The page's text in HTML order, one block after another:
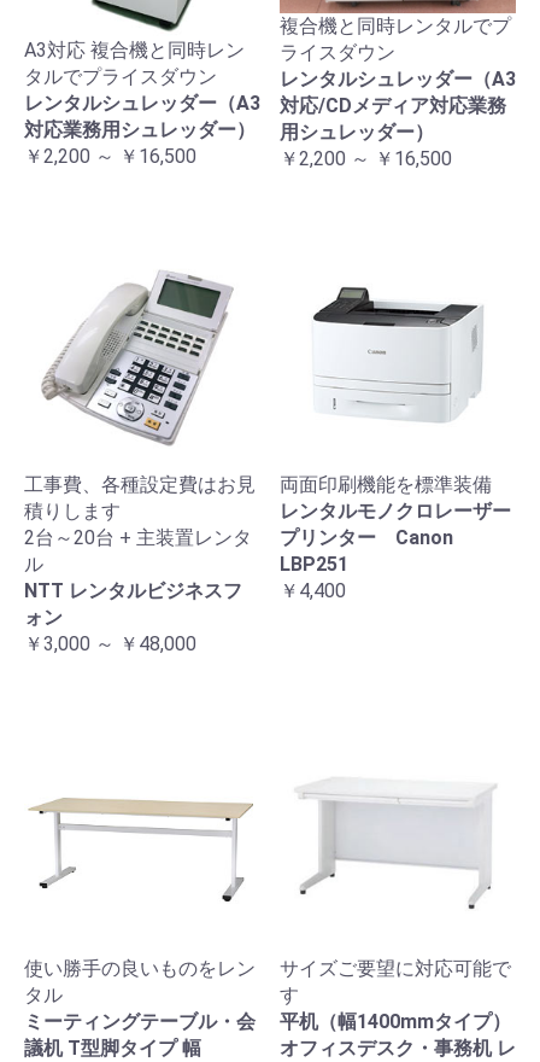
A3対応 複合機と同時レン
タルでプライスダウン
レンタルシュレッダー（A3
対応業務用シュレッダー）
￥2,200 ～ ￥16,500
複合機と同時レンタルでプ
ライスダウン
レンタルシュレッダー（A3
対応/CDメディア対応業務
用シュレッダー）
￥2,200 ～ ￥16,500
工事費、各種設定費はお見
積りします
2台～20台 + 主装置レンタ
ル
NTT レンタルビジネスフ
ォン
￥3,000 ～ ￥48,000
両面印刷機能を標準装備
レンタルモノクロレーザー
プリンター Canon
LBP251
￥4,400
使い勝手の良いものをレン
タル
ミーティングテーブル・会
議机 T型脚タイプ 幅
サイズご要望に対応可能で
す
平机（幅1400mmタイプ）
オフィスデスク・事務机 レ